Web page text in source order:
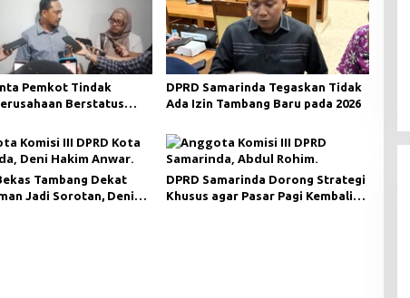
Pemkot Tindak
Berstatus
DPRD Samarinda Tegaskan Tidak
Ada Izin Tambang Baru pada 2026
Tambang Dekat
Jadi Sorotan, Deni
DPRD Samarinda Dorong Strategi
Khusus agar Pasar Pagi Kembali